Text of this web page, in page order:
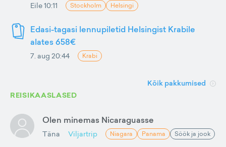
Eile 10:11 Stockholm Helsingi
Edasi-tagasi lennupiletid Helsingist Krabile
alates 658€
7. aug 20:44 Krabi
Kõik pakkumised
REISIKAASLASED
Olen minemas Nicaraguasse
Täna Viljartrip Niagara Panama Söök ja jook